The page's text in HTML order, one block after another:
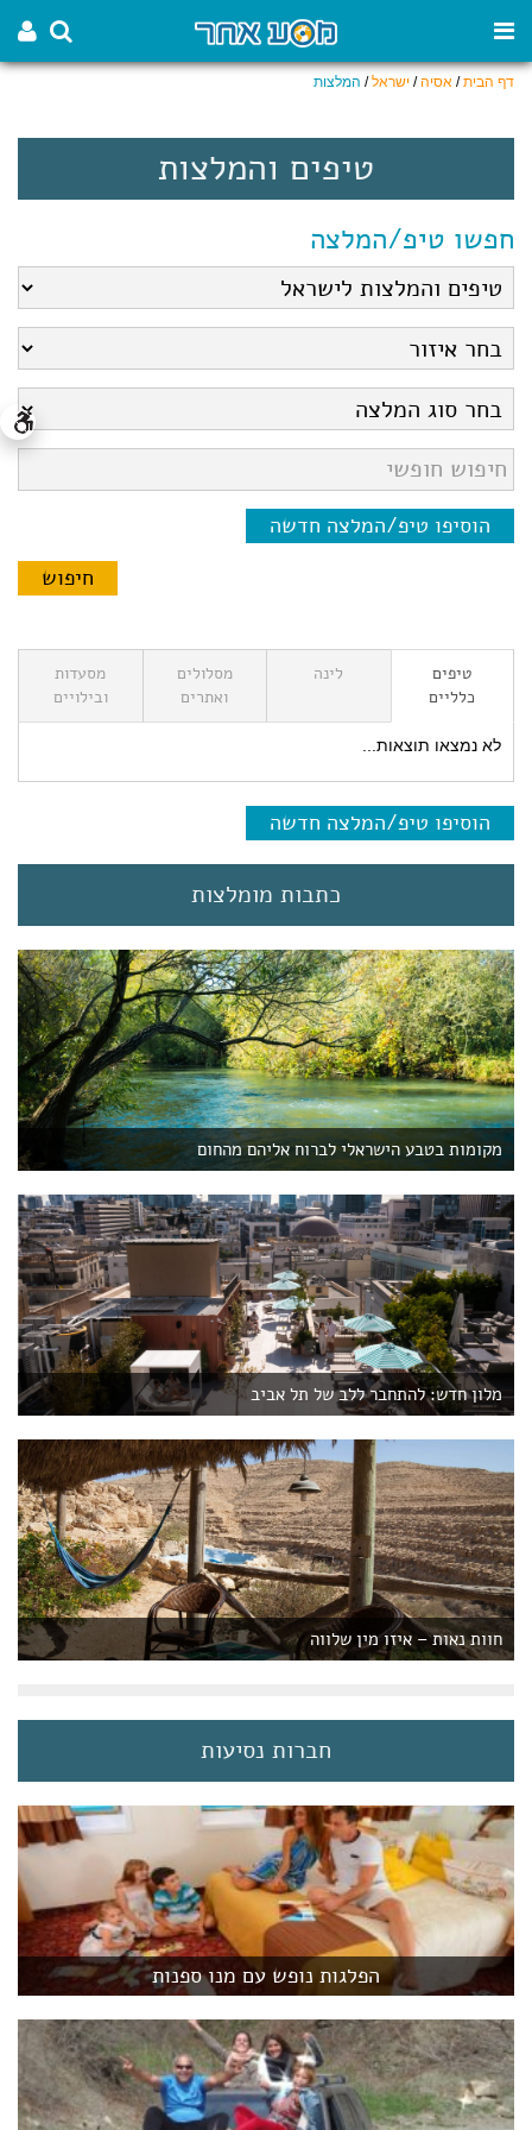
דף הבית/ אסיה/ ישראל/ המלצות
טיפים והמלצות
חפשו טיפ/המלצה
הוסיפו טיפ/המלצה חדשה
טיפים
כלליים
לינה
מסלולים
ואתרים
מסעדות
ובילויים
לא נמצאו תוצאות...
הוסיפו טיפ/המלצה חדשה
כתבות מומלצות
מקומות בטבע הישראלי לברוח אליהם מהחום
מלון חדש: להתחבר ללב של תל אביב
חוות נאות – איזו מין שלווה
חברות נסיעות
הפלגות נופש עם מנו ספנות